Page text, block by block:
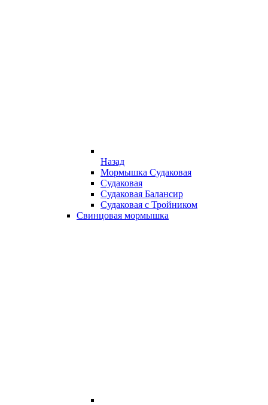
Назад
Мормышка Судаковая
Судаковая
Судаковая Балансир
Судаковая с Тройником
Свинцовая мормышка